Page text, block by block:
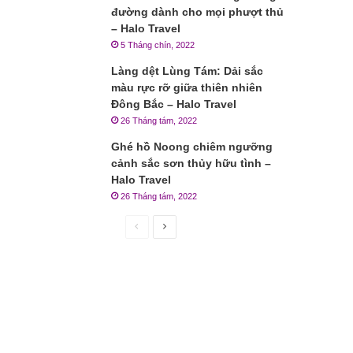
đường dành cho mọi phượt thủ
– Halo Travel
5 Tháng chín, 2022
Làng dệt Lùng Tám: Dải sắc
màu rực rỡ giữa thiên nhiên
Đông Bắc – Halo Travel
26 Tháng tám, 2022
Ghé hồ Noong chiêm ngưỡng
cảnh sắc sơn thủy hữu tình –
Halo Travel
26 Tháng tám, 2022
Trang